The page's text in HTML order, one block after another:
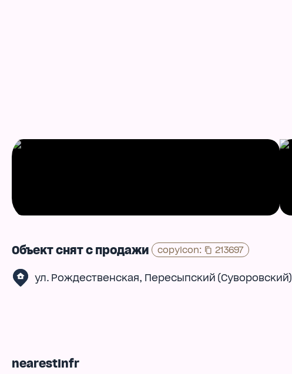
Объект снят с продажи copyIcon: 213697
ул. Рождественская, Пересыпский (Суворовский)
nearestInfr